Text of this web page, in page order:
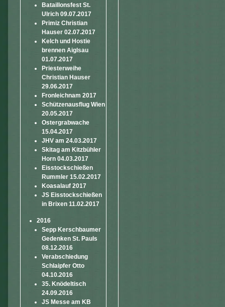
Bataillonsfest St.
Ulrich 09.07.2017
Primiz Christian
Hauser 02.07.2017
Kelch und Hostie
brennen Aiglsau
01.07.2017
Priesterweihe
Christian Hauser
29.06.2017
Fronleichnam 2017
Schützenausflug Wien
20.05.2017
Ostergrabwache
15.04.2017
JHV am 24.03.2017
Skitag am Kitzbühler
Horn 04.03.2017
Eisstockschießen
Rummler 15.02.2017
Koasalauf 2017
JS Eisstockschießen
in Brixen 11.02.2017
2016
Sepp Kerschbaumer
Gedenken St. Pauls
08.12.2016
Verabschiedung
Schlaipfer Otto
04.10.2016
35. Knödeltisch
24.09.2016
JS Messe am KB